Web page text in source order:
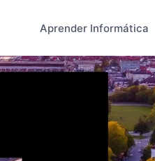
Aprender Informática